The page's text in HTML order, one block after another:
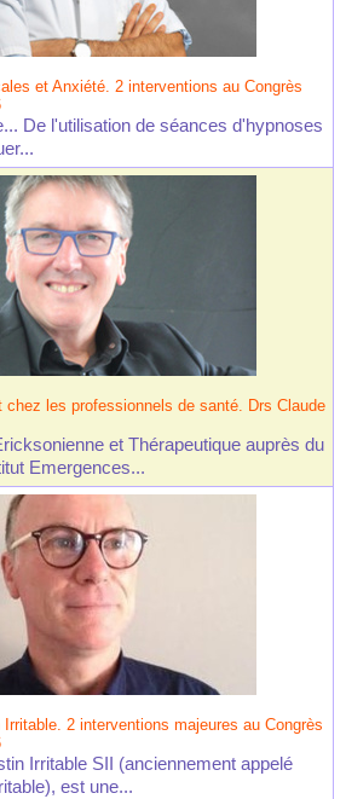
et Anxiété. 2 interventions au Congrès
De l'utilisation de séances d'hypnoses
chez les professionnels de santé. Drs Claude
et Thérapeutique auprès du
Emergences...
2 interventions majeures au Congrès
Irritable SII (anciennement appelé
est une...